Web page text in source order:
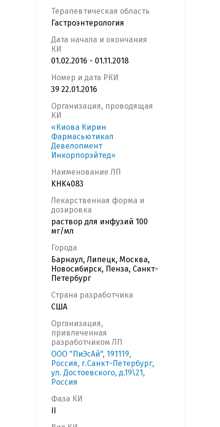
Терапевтическая область
Гастроэнтерология
Дата начала и окончания
КИ
01.02.2016 - 01.11.2018
Номер и дата РКИ
39 22.01.2016
Организация, проводящая
КИ
«Киова Кирин
Фармасьютикал
Девелопмент
Инкорпорэйтед»
Наименование ЛП
KHK4083
Лекарственная форма и
дозировка
раствор для инфузий 100
мг/мл
Города
Барнаул, Липецк, Москва,
Новосибирск, Пенза, Санкт-
Петербург
Страна разработчика
США
Организация,
привлеченная
разработчиком ЛП
ООО "ПиЭсАй", 191119,
Россия, г.Санкт-Петербург,
ул. Достоевского, д.19\21,
Россия
Фаза КИ